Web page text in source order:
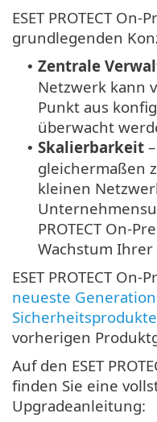
ESET PROTECT
grundlegenden
• Zentrale
Netzwerk kann
Punkt aus
überwacht
• Skalierbarkeit
gleichermaßen
kleinen
PROTECT On-
Wachstum
ESET PROTECT On-
neueste Generation
vorherigen
Auf den ESET
finden Sie eine
Upgradeanleitung: